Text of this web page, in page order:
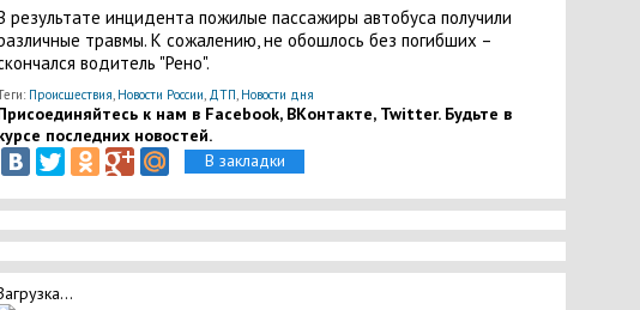
результате инцидента пожилые пассажиры автобуса получили
травмы. К сожалению, не обошлось без погибших –
водитель "Рено".
Происшествия, Новости России, ДТП, Новости дня
к нам в Facebook, ВКонтакте, Twitter. Будьте в
последних новостей.
В закладки